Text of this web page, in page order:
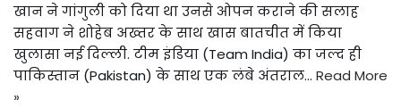
खान ने गांगुली को दिया था उनसे ओपन कराने की सलाह
सहवाग ने शोहेब अख्तर के साथ खास बातचीत में किया
खुलासा नई दिल्ली. टीम इंडिया (Team India) का जल्द ही
पाकिस्तान (Pakistan) के साथ एक लंबे अंतराल… Read More
»